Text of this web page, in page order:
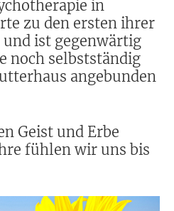
in
zu den ersten ihrer
ist gegenwärtig
noch selbstständig
angebunden
Geist und Erbe
fühlen wir uns bis